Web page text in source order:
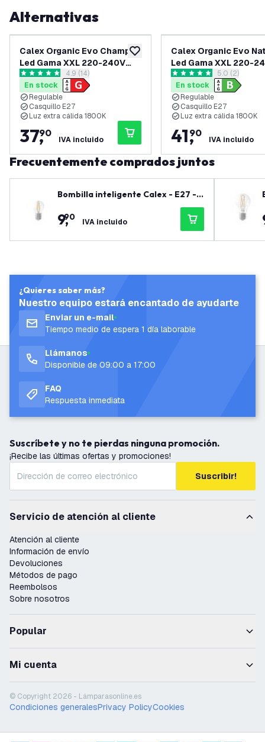
Alternativas
añadir a lista de deseos
Calex Organic Evo Champán
Led Gama XXL 220-240V
100LM 6W 1800K E27
regulable
abrir el panel de reseñas
4.9 estrellas de puntuación
4.9 (14)
En stock
Regulable
Casquillo E27
Luz extra cálida 1800K
37,
90
IVA incluido
Calex Organic Evo
Led Gama XXL 220-
150LM 6W 1800K E27
regulable
abrir el
5 estrellas de puntuación
5.0 (2)
En stock
Regulable
Casquillo E27
Luz extra cálida 1800K
41,
90
IVA incluido
Frecuentemente comprados juntos
Bombilla inteligente Calex - E27 -
4.9W - 470 lúmenes - 1800K - 3000
K
9,
90 IVA incluido
¿Quieres saber más?
Nuestro equipo estará encantado de ayudarte
Enviar un e-mail
Tiempo medio de espera 1 día laborable
Llámanos
Disponible de 09:00 a 17:00
FAQ
Respuesta inmediata
Suscríbete y no te pierdas ninguna promoción.
¡Recibe las últimas ofertas y promociones!
Suscribir!
Servicio de atención al cliente
Atención al cliente
Información de envío
Devoluciones
Métodos de pago
Reembolsos
Sobre nosotros
Popular
Mi cuenta
© Copyright 2026 - Lámparasonline.es
Condiciones generalesPrivacy PolicyCookies